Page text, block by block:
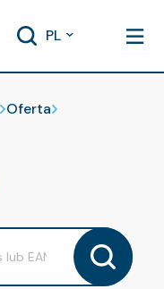
PL
Oferta